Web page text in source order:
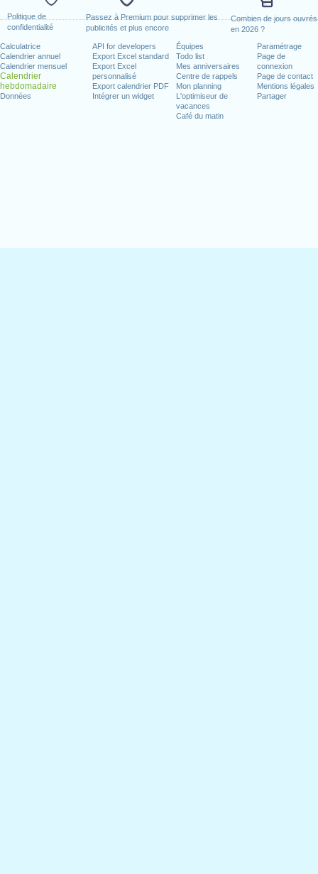
Politique de
confidentialité
Passez à Premium pour supprimer les
publicités et plus encore
Combien de jours ouvrés
en 2026 ?
Calculatrice
Calendrier annuel
Calendrier mensuel
Calendrier
hebdomadaire
Données
API for developers
Export Excel standard
Export Excel
personnalisé
Export calendrier PDF
Intégrer un widget
Équipes
Todo list
Mes anniversaires
Centre de rappels
Mon planning
L'optimiseur de
vacances
Café du matin
Paramétrage
Page de
connexion
Page de contact
Mentions légales
Partager